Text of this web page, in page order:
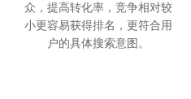
众，提高转化率，竞争相对较
小更容易获得排名，更符合用
户的具体搜索意图。